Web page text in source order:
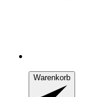
Warenkorb